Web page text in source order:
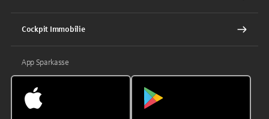
Cockpit Immobilie
App Sparkasse